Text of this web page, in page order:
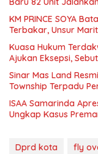
KM PRINCE SOYA
Terbakar, Unsur
Kuasa Hukum
Ajukan Eksepsi,
Sinar Mas Land
Township Terpadu
ISAA Samarinda
Ungkap Kasus
Dprd kota fly